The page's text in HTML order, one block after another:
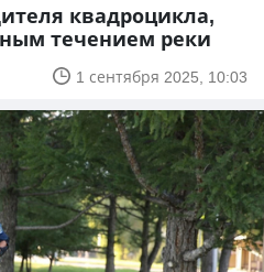
квадроцикла,
течением реки
1 сентября 2025, 10:03